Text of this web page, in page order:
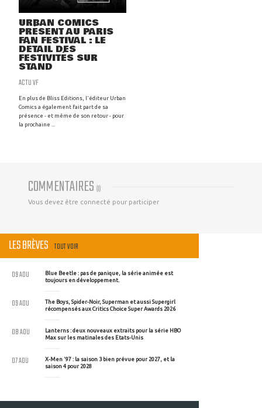
URBAN COMICS
PRÉSENT AU PARIS
FAN FESTIVAL : LE
DÉTAIL DES
FESTIVITÉS SUR
STAND
ACTU VF
En plus de Bliss Editions, l'éditeur Urban
Comics a également fait part de sa
présence - et même de son retour - pour
la prochaine ...
COMMENTAIRES (0)
Vous devez être connecté pour participer
LES BRÈVES TOUT VOIR
Blue Beetle : pas de panique, la série animée est
toujours en développement.
09 AOU
The Boys, Spider-Noir, Superman et aussi Supergirl
récompensés aux Critics Choice Super Awards 2026
09 AOU
Lanterns : deux nouveaux extraits pour la série HBO
Max sur les matinales des Etats-Unis
08 AOU
X-Men '97 : la saison 3 bien prévue pour 2027, et la
saison 4 pour 2028
07 AOU